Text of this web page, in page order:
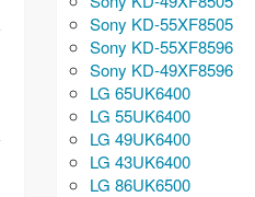
Sony KD-55XF8505
Sony KD-55XF8596
Sony KD-49XF8596
LG 65UK6400
LG 55UK6400
LG 49UK6400
LG 43UK6400
LG 86UK6500